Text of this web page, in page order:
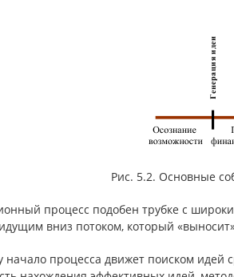
Рис. 5.2. Основные
процесс подобен трубке с
вниз потоком, который
начало процесса движет поиском идей